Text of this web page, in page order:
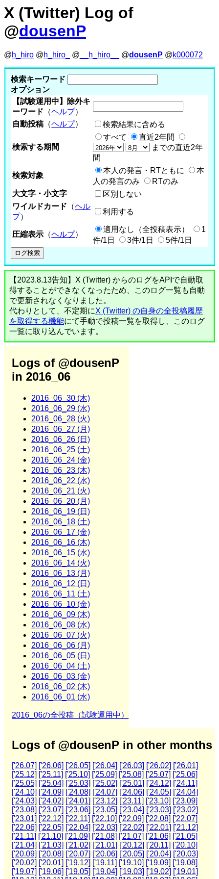
X (Twitter) Log of
@dousenP
@h_hiro @h_hiro_ @ __h_hiro__ @dousenP @k000072
検索キーワード
オプション
【試験運用中】除外キ
ーワード （ヘルプ）
自動投稿 （ヘルプ） 検索結果に含める
検索する期間
すべて
直近2年間
までの直近2年
間
検索対象
本人の発言・RTともに
本
人の発言のみ
RTのみ
大文字・小文字
区別しない
ワイルドカード （ヘル
プ）
利用する
圧縮表示 （ヘルプ）
適用なし（全投稿表示）
1
件/1日
3件/1日 5件/1日
【2023.8.13告知】X (Twitter) からのログをAPIで自動取
得することができなくなったため、このログ一覧も自動
で更新されなくなりました。
代わりとして、不定期にX (Twitter) の自身の全投稿履歴
を取得する機能にて手動で投稿一覧を取得し、このログ
一覧に取り込んでいます。
Logs of @dousenP
in 2016_06
2016_06_30 (木)
2016_06_29 (水)
2016_06_28 (火)
2016_06_27 (月)
2016_06_26 (日)
2016_06_25 (土)
2016_06_24 (金)
2016_06_23 (木)
2016_06_22 (水)
2016_06_21 (火)
2016_06_20 (月)
2016_06_19 (日)
2016_06_18 (土)
2016_06_17 (金)
2016_06_16 (木)
2016_06_15 (水)
2016_06_14 (火)
2016_06_13 (月)
2016_06_12 (日)
2016_06_11 (土)
2016_06_10 (金)
2016_06_09 (木)
2016_06_08 (水)
2016_06_07 (火)
2016_06_06 (月)
2016_06_05 (日)
2016_06_04 (土)
2016_06_03 (金)
2016_06_02 (木)
2016_06_01 (水)
2016_06の全投稿（試験運用中）
Logs of @dousenP in other months
['26.07] ['26.06] ['26.05] ['26.04] ['26.03] ['26.02] ['26.01]
['25.12] ['25.11] ['25.10] ['25.09] ['25.08] ['25.07] ['25.06]
['25.05] ['25.04] ['25.03] ['25.02] ['25.01] ['24.12] ['24.11]
['24.10] ['24.09] ['24.08] ['24.07] ['24.06] ['24.05] ['24.04]
['24.03] ['24.02] ['24.01] ['23.12] ['23.11] ['23.10] ['23.09]
['23.08] ['23.07] ['23.06] ['23.05] ['23.04] ['23.03] ['23.02]
['23.01] ['22.12] ['22.11] ['22.10] ['22.09] ['22.08] ['22.07]
['22.06] ['22.05] ['22.04] ['22.03] ['22.02] ['22.01] ['21.12]
['21.11] ['21.10] ['21.09] ['21.08] ['21.07] ['21.06] ['21.05]
['21.04] ['21.03] ['21.02] ['21.01] ['20.12] ['20.11] ['20.10]
['20.09] ['20.08] ['20.07] ['20.06] ['20.05] ['20.04] ['20.03]
['20.02] ['20.01] ['19.12] ['19.11] ['19.10] ['19.09] ['19.08]
['19.07] ['19.06] ['19.05] ['19.04] ['19.03] ['19.02] ['19.01]